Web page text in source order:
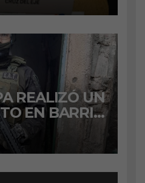
cárcel
REALIZÓ UN
EN BARRIO
CON UNA
EN LA